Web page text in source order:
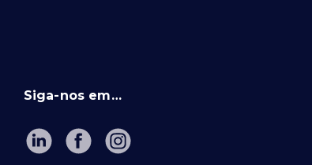
Siga-nos em…